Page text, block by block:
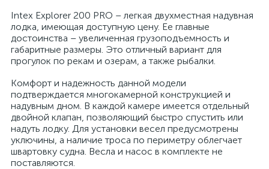
Intex Explorer 200 PRO – легкая двухместная надувная
лодка, имеющая доступную цену. Ее главные
достоинства – увеличенная грузоподъемность и
габаритные размеры. Это отличный вариант для
прогулок по рекам и озерам, а также рыбалки.
Комфорт и надежность данной модели
подтверждается многокамерной конструкцией и
надувным дном. В каждой камере имеется отдельный
двойной клапан, позволяющий быстро спустить или
надуть лодку. Для установки весел предусмотрены
уключины, а наличие троса по периметру облегчает
швартовку судна. Весла и насос в комплекте не
поставляются.